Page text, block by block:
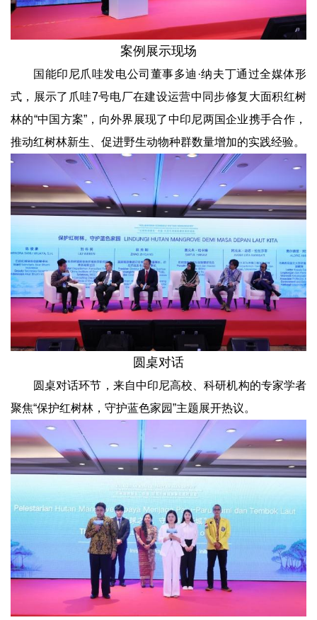
案例展示现场
国能印尼爪哇发电公司董事多迪·纳夫丁通过全媒体形
式，展示了爪哇7号电厂在建设运营中同步修复大面积红树
林的“中国方案”，向外界展现了中印尼两国企业携手合作，
推动红树林新生、促进野生动物种群数量增加的实践经验。
圆桌对话
圆桌对话环节，来自中印尼高校、科研机构的专家学者
聚焦“保护红树林，守护蓝色家园”主题展开热议。